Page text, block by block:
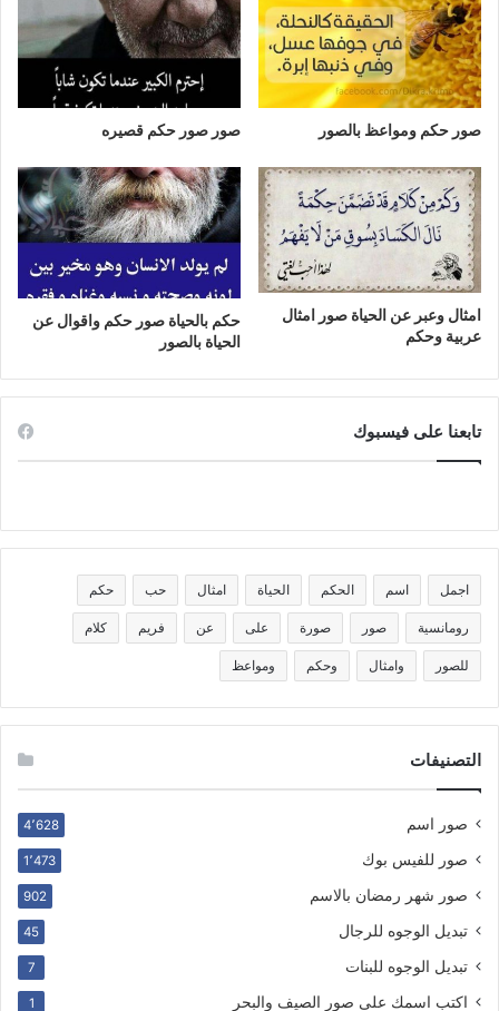
صور حكم ومواعظ بالصور صور صور حكم قصيره
امثال وعبر عن الحياة صور امثال
عربية وحكم
حكم بالحياة صور حكم واقوال عن
الحياة بالصور
تابعنا على فيسبوك
اجمل اسم الحكم الحياة امثال حب حكم
رومانسية صور صورة على عن فريم كلام
للصور وامثال وحكم ومواعظ
التصنيفات
صور اسم 4٬628
صور للفيس بوك 1٬473
صور شهر رمضان بالاسم 902
تبديل الوجوه للرجال 45
تبديل الوجوه للبنات 7
اكتب اسمك على صور الصيف والبحر 1